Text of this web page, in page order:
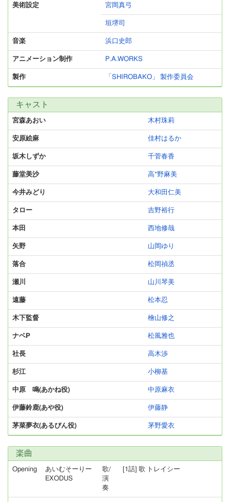
美術設定 宮岡真弓
垣堺司
音楽 浜口史郎
アニメーション制作 P.A.WORKS
製作 「SHIROBAKO」 製作委員会
キャスト
宮森あおい 木村珠莉
安原絵麻 佳村はるか
坂木しずか 千菅春香
藤堂美沙 高*野麻美
今井みどり 大和田仁美
タロー 吉野裕行
本田 西地修哉
矢野 山岡ゆり
落合 松岡禎丞
瀬川 山川琴美
遠藤 松本忍
木下監督 檜山修之
ナベP 松風雅也
社長 高木渉
杉江 小柳基
中原 鳴(あかね役) 中原麻衣
伊藤鈴鹿(あや役) 伊藤静
茅菜夢衣(あるぴん役) 茅野愛衣
楽曲
Opening
あいむそーりー
EXODUS
歌/
演
奏
[1話] 歌 トレイシー